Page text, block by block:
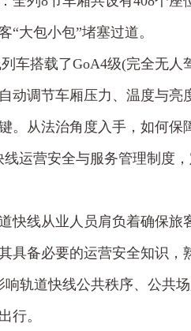
大包小包”堵塞过道。
车搭载了GoA4级(完全无
动调节车厢压力、温度与
。从法治角度入手，如何
运营安全与服务管理制度
快线从业人员肩负着确保
具备必要的运营安全知识
轨道快线公共秩序、公共
行。